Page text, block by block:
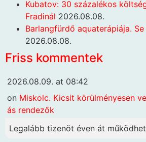
Kubatov: 30 százalékos
Fradinál 2026.08.08.
Barlangfürdő aquaterápiája.
2026.08.08.
Friss kommentek
2026.08.09. at 08:42
on Miskolc. Kicsit körülményesen
ás rendezők
Legalább tizenöt éven át